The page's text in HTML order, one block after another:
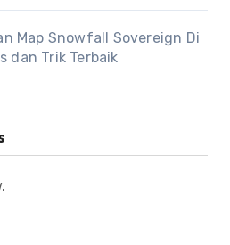
Map Snowfall Sovereign Di
dan Trik Terbaik